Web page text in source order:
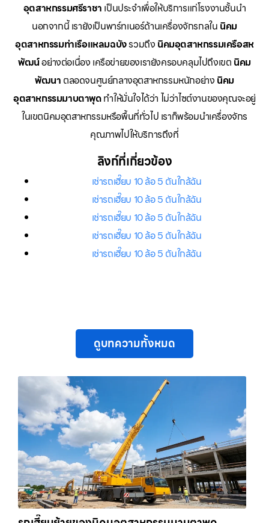
อุตสาหกรรมศรีราชา เป็นประจำเพื่อให้บริการแก่โรงงานชั้นนำ
นอกจากนี้ เรายังเป็นพาร์ทเนอร์ด้านเครื่องจักรกลใน นิคม
อุตสาหกรรมท่าเรือแหลมฉบังรวมถึง นิคมอุตสาหกรรมเครือสห
พัฒน์อย่างต่อเนื่อง เครือข่ายของเรายังครอบคลุมไปถึงเขต นิคม
พัฒนา ตลอดจนศูนย์กลางอุตสาหกรรมหนักอย่าง นิคม
อุตสาหกรรมมาบตาพุดทำให้มั่นใจได้ว่า ไม่ว่าไซต์งานของคุณจะอยู่
ในเขตนิคมอุตสาหกรรมหรือพื้นที่ทั่วไป เราก็พร้อมนำเครื่องจักร
คุณภาพไปให้บริการถึงที่
ลิงก์ที่เกี่ยวข้อง
เช่ารถเฮี๊ยบ 10 ล้อ 5 ตันใกล้ฉัน
เช่ารถเฮี๊ยบ 10 ล้อ 5 ตันใกล้ฉัน
เช่ารถเฮี๊ยบ 10 ล้อ 5 ตันใกล้ฉัน
เช่ารถเฮี๊ยบ 10 ล้อ 5 ตันใกล้ฉัน
เช่ารถเฮี๊ยบ 10 ล้อ 5 ตันใกล้ฉัน
ดูบทความทั้งหมด